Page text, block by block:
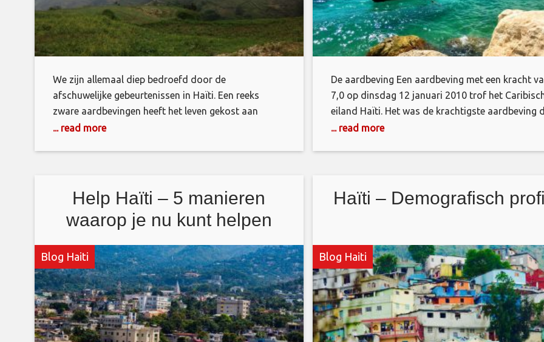
We zijn allemaal diep bedroefd door de
afschuwelijke gebeurtenissen in Haïti. Een reeks
zware aardbevingen heeft het leven gekost aan
duizenden Haïtianen. Het heeft het leven van
Indische
... read more
De aardbeving Een aardbeving met een kracht
7,0 op dinsdag 12 januari 2010 trof het
eiland Haïti. Het was de krachtigste aardbeving
Haïti in bijna 200 jaar heeft getroffen. Het
... read more
Help Haïti – 5 manieren
waarop je nu kunt helpen
Blog Haiti
Haïti – Demografisch
Blog Haiti